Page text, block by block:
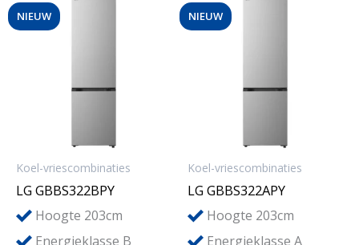
NIEUW
Koel-vriescombinaties
LG GBBS322BPY
Hoogte 203cm
Energieklasse B
NIEUW
Koel-vriescombinaties
LG GBBS322APY
Hoogte 203cm
Energieklasse A